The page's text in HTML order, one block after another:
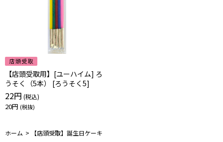
【店頭受取用】[ユーハイム] ろ
うそく（5本） [ろうそく5]
22円
20円
ホーム > 【店頭受取】誕生日ケーキ